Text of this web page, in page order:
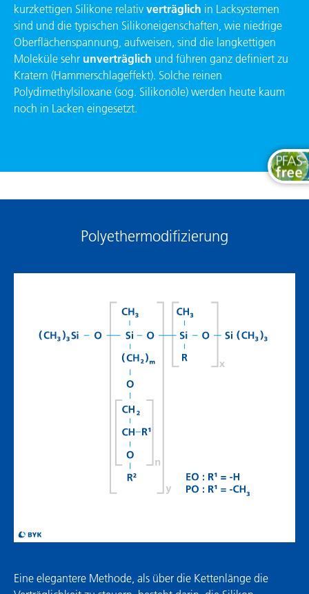
kurzkettigen Silikone relativ verträglich in Lacksystemen
sind und die typischen Silikoneigenschaften, wie niedrige
Ober­flächenspannung, aufweisen, sind die langkettigen
Moleküle sehr unverträglich und führen ganz definiert zu
Kratern (Hammerschlageffekt). Solche reinen
Polydimethylsiloxane (sog. Silikon­öle) werden heute kaum
noch in Lacken eingesetzt.
Polyethermodifizierung
Eine elegantere Methode, als über die Kettenlänge die